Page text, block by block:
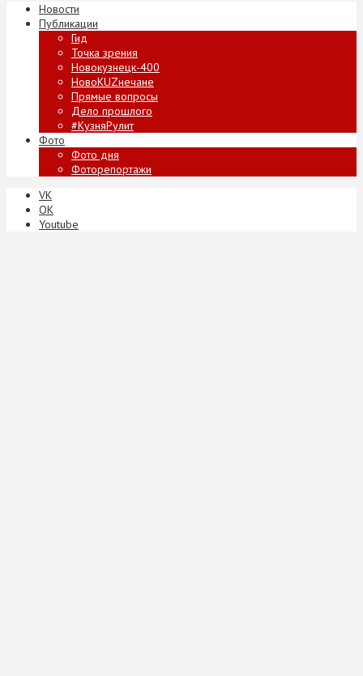
Новости
Публикации
Гид
Точка зрения
Новокузнецк-400
НовоKUZнечане
Прямые вопросы
Дело прошлого
#КузняРулит
Фото
Фото дня
Фоторепортажи
VK
ОК
Youtube